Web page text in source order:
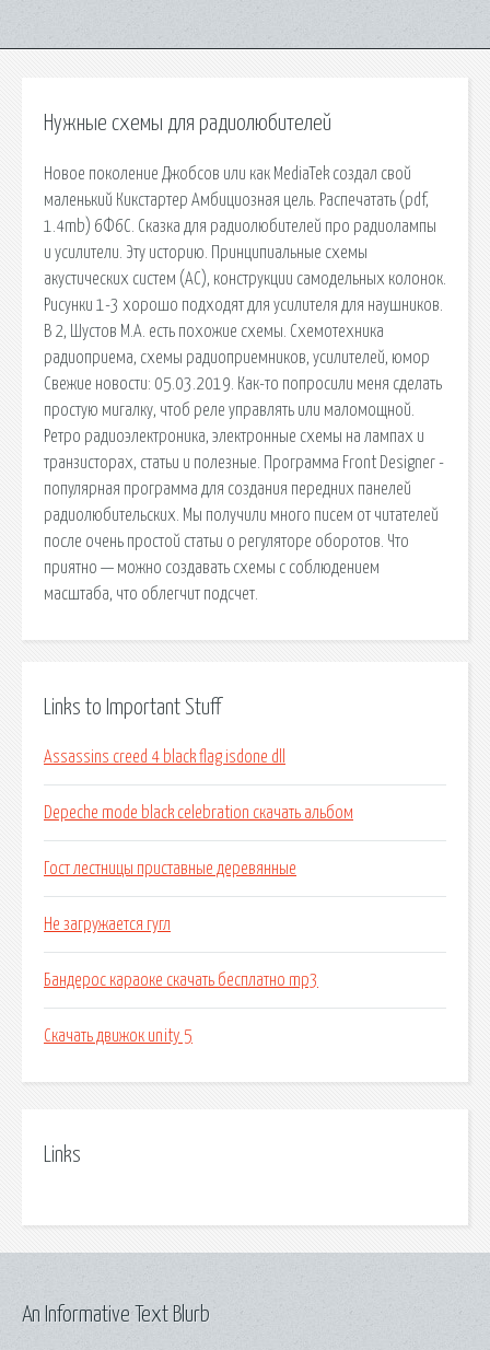
Нужные схемы для радиолюбителей
Новое поколение Джобсов или как MediaTek создал свой
маленький Кикстартер Амбициозная цель. Распечатать (pdf,
1.4mb) 6Ф6С. Сказка для радиолюбителей про радиолампы
и усилители. Эту историю. Принципиальные схемы
акустических систем (АС), конструкции самодельных колонок.
Рисунки 1-3 хорошо подходят для усилителя для наушников.
В 2, Шустов М.А. есть похожие схемы. Схемотехника
радиоприема, схемы радиоприемников, усилителей, юмор
Свежие новости: 05.03.2019. Как-то попросили меня сделать
простую мигалку, чтоб реле управлять или маломощной.
Ретро радиоэлектроника, электронные схемы на лампах и
транзисторах, статьи и полезные. Программа Front Designer -
популярная программа для создания передних панелей
радиолюбительских. Мы получили много писем от читателей
после очень простой статьи о регуляторе оборотов. Что
приятно — можно создавать схемы с соблюдением
масштаба, что облегчит подсчет.
Links to Important Stuff
Assassins creed 4 black flag isdone dll
Depeche mode black celebration скачать альбом
Гост лестницы приставные деревянные
Не загружается гугл
Бандерос караоке скачать бесплатно mp3
Скачать движок unity 5
Links
An Informative Text Blurb